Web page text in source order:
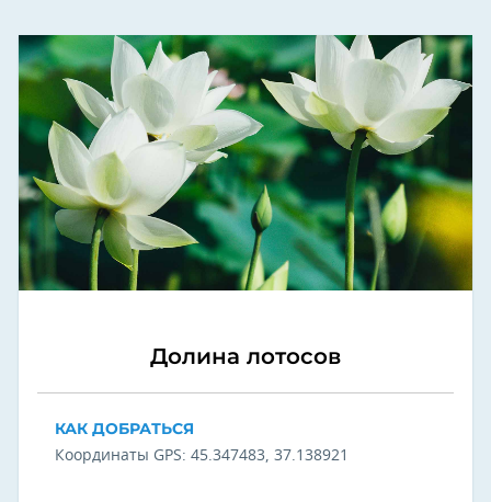
Долина лотосов
КАК ДОБРАТЬСЯ
Координаты GPS: 45.347483, 37.138921